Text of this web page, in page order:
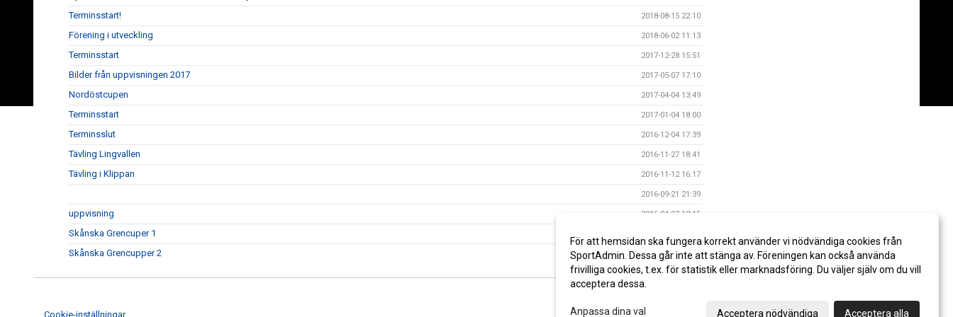
Terminsstart! 2018-08-15 22:10
Förening i utveckling 2018-06-02 11:13
Terminsstart 2017-12-28 15:51
Bilder från uppvisningen 2017 2017-05-07 17:10
Nordöstcupen 2017-04-04 13:49
Terminsstart 2017-01-04 18:00
Terminsslut 2016-12-04 17:39
Tävling Lingvallen 2016-11-27 18:41
Tävling i Klippan 2016-11-12 16:17
2016-09-21 21:39
uppvisning 2016-04-07 10:15
Skånska Grencuper 1
Skånska Grencupper 2 2016-04-04 18:16
Cookie-inställningar
För att hemsidan ska fungera korrekt använder vi nödvändiga cookies från
SportAdmin. Dessa går inte att stänga av. Föreningen kan också använda
frivilliga cookies, t.ex. för statistik eller marknadsföring. Du väljer själv om du vill
acceptera dessa.
Anpassa dina val Acceptera nödvändiga Acceptera alla